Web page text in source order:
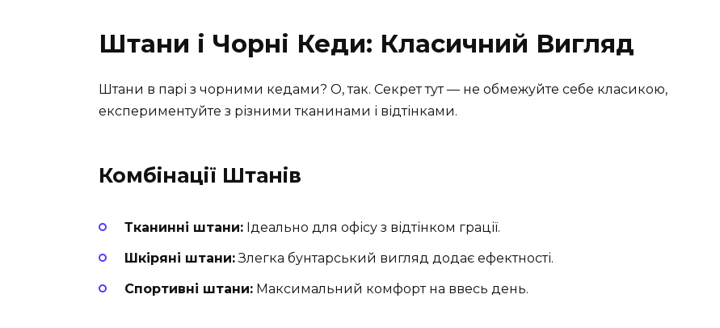
Штани і Чорні Кеди: Класичний Вигляд
Штани в парі з чорними кедами? О, так. Секрет тут — не обмежуйте себе класикою,
експериментуйте з різними тканинами і відтінками.
Комбінації Штанів
Тканинні штани: Ідеально для офісу з відтінком грації.
Шкіряні штани:Злегка бунтарський вигляд додає ефектності.
Спортивні штани: Максимальний комфорт на ввесь день.